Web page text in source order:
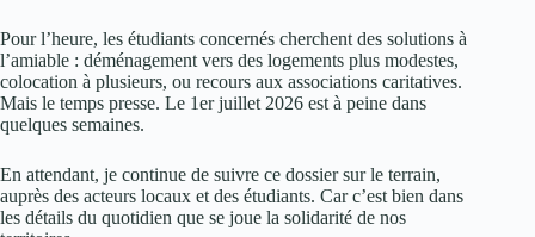
Pour l’heure, les étudiants concernés cherchent des solutions à
l’amiable : déménagement vers des logements plus modestes,
colocation à plusieurs, ou recours aux associations caritatives.
Mais le temps presse. Le 1er juillet 2026 est à peine dans
quelques semaines.
En attendant, je continue de suivre ce dossier sur le terrain,
auprès des acteurs locaux et des étudiants. Car c’est bien dans
les détails du quotidien que se joue la solidarité de nos